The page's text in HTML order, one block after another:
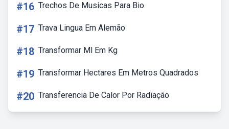
#16 Trechos De Musicas Para Bio
#17 Trava Lingua Em Alemão
#18 Transformar Ml Em Kg
#19 Transformar Hectares Em Metros Quadrados
#20 Transferencia De Calor Por Radiação